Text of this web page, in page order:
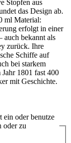
Stopfen aus
das Design ab.
ml Material:
erfolgt in einer
auch bekannt als
zurück. Ihre
Schiffe auf
bei starkem
1801 fast 400
mit Geschichte.
ein oder benutze
oder zu